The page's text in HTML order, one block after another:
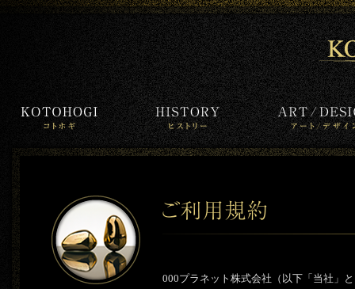
000プラネット株式会社（以下「当社」